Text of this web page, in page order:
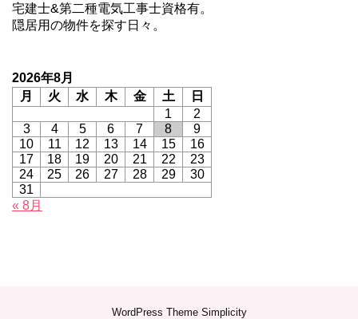
宅建士&第二種電気工事士資格有。
隠居用の物件を探す日々。
2026年8月
月
火 水 木 金 土
日
1
2
3
4 5 6 7 8
9
10
11 12 13 14 15
16
17
18 19 20 21 22
23
24
25 26 27 28 29
30
31
« 8月
WordPress Theme Simplicity